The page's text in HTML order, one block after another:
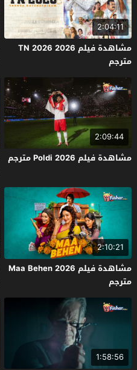
2:04:11
مشاهدة فيلم TN 2026 2026
مترجم
2:09:44
مشاهدة فيلم Poldi 2026 مترجم
2:10:21
مشاهدة فيلم Maa Behen 2026
مترجم
1:58:56